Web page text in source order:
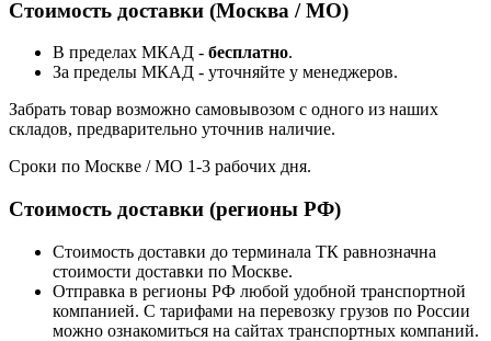
Стоимость доставки (Москва / МО)
В пределах МКАД - бесплатно.
За пределы МКАД - уточняйте у менеджеров.
Забрать товар возможно самовывозом с одного из наших
складов, предварительно уточнив наличие.
Сроки по Москве / МО 1-3 рабочих дня.
Стоимость доставки (регионы РФ)
Стоимость доставки до терминала ТК равнозначна
стоимости доставки по Москве.
Отправка в регионы РФ любой удобной транспортной
компанией. С тарифами на перевозку грузов по России
можно ознакомиться на сайтах транспортных компаний.